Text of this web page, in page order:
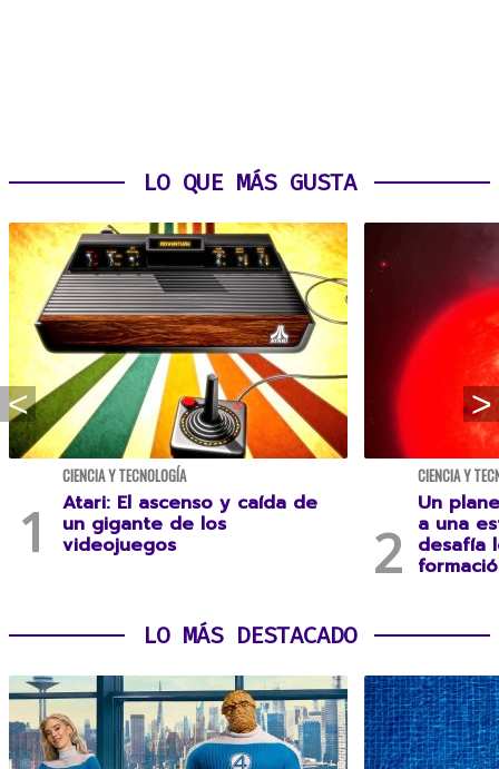
LO QUE MÁS GUSTA
CIENCIA Y TECNOLOGÍA
Atari: El ascenso y caída de
un gigante de los
videojuegos
CIENCIA Y
Un
a una
desafía
LO MÁS DESTACADO